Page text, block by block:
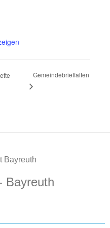
Gemeindebrieffalten
Bayreuth